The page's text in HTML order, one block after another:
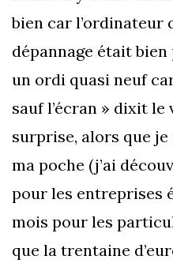
inspirée
bien car l’ordinateur
dépannage était
un ordi quasi neuf
sauf l’écran » dixit le
surprise, alors que je
ma poche (j’ai
pour les entreprises
mois pour les
que la trentaine